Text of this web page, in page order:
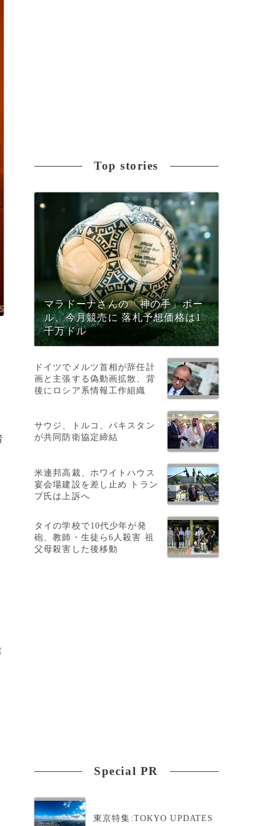
Top stories
マラドーナさんの「神の手」ボー
ル、今月競売に 落札予想価格は1
千万ドル
ドイツでメルツ首相が辞任計
画と主張する偽動画拡散、背
後にロシア系情報工作組織
サウジ、トルコ、パキスタン
が共同防衛協定締結
米連邦高裁、ホワイトハウス
宴会場建設を差し止め トラン
プ氏は上訴へ
タイの学校で10代少年が発
砲、教師・生徒ら6人殺害 祖
父母殺害した後移動
Special PR
東京特集:TOKYO UPDATES